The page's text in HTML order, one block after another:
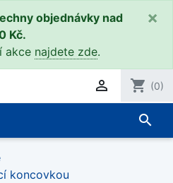
objednávky nad
Kč.
akce najdete zde.
×
 shopping_cart (0)
search
koncovkou